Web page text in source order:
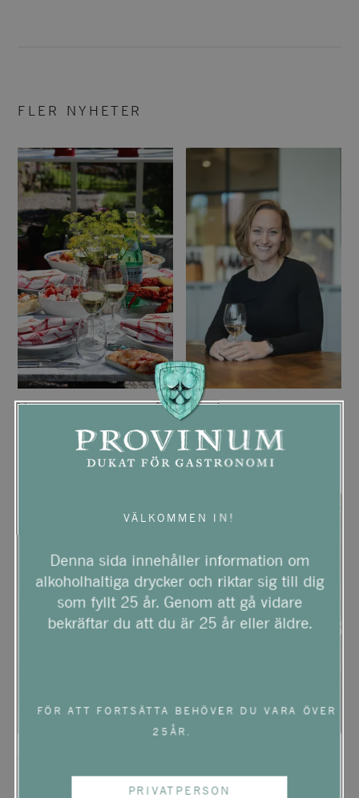
FLER NYHETER
Vin till kräftskiva – så
väljer du rätt vin till
kräftskivan
Möt Ida – säljare inom
HoReCa på Provinum
årgång att minnas
VÄLKOMMEN IN!
Denna sida innehåller information om
alkoholhaltiga drycker och riktar sig till dig
som fyllt 25 år. Genom att gå vidare
bekräftar du att du är 25 år eller äldre.
FÖR ATT FORTSÄTTA BEHÖVER DU VARA ÖVER
25ÅR.
PRIVATPERSON